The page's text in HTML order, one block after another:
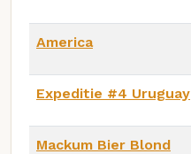
America
Expeditie #4 Uruguay
Mackum Bier Blond